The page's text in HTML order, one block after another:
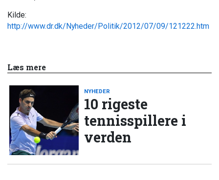
Kilde:
http://www.dr.dk/Nyheder/Politik/2012/07/09/121222.htm
Læs mere
NYHEDER
10 rigeste
tennisspillere i
verden